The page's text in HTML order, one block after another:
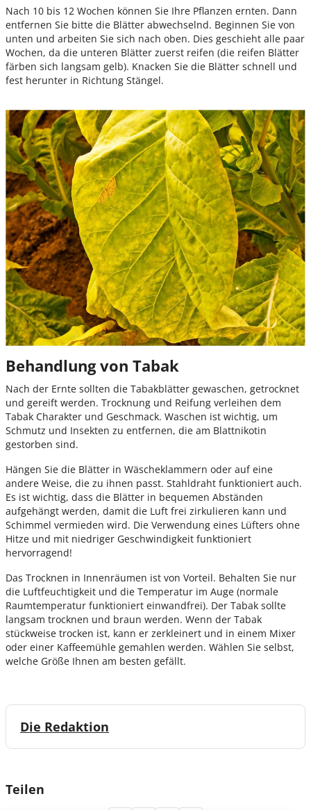
Nach 10 bis 12 Wochen können Sie Ihre Pflanzen ernten. Dann
entfernen Sie bitte die Blätter abwechselnd. Beginnen Sie von
unten und arbeiten Sie sich nach oben. Dies geschieht alle paar
Wochen, da die unteren Blätter zuerst reifen (die reifen Blätter
färben sich langsam gelb). Knacken Sie die Blätter schnell und
fest herunter in Richtung Stängel.
Behandlung von Tabak
Nach der Ernte sollten die Tabakblätter gewaschen, getrocknet
und gereift werden. Trocknung und Reifung verleihen dem
Tabak Charakter und Geschmack. Waschen ist wichtig, um
Schmutz und Insekten zu entfernen, die am Blattnikotin
gestorben sind.
Hängen Sie die Blätter in Wäscheklammern oder auf eine
andere Weise, die zu ihnen passt. Stahldraht funktioniert auch.
Es ist wichtig, dass die Blätter in bequemen Abständen
aufgehängt werden, damit die Luft frei zirkulieren kann und
Schimmel vermieden wird. Die Verwendung eines Lüfters ohne
Hitze und mit niedriger Geschwindigkeit funktioniert
hervorragend!
Das Trocknen in Innenräumen ist von Vorteil. Behalten Sie nur
die Luftfeuchtigkeit und die Temperatur im Auge (normale
Raumtemperatur funktioniert einwandfrei). Der Tabak sollte
langsam trocknen und braun werden. Wenn der Tabak
stückweise trocken ist, kann er zerkleinert und in einem Mixer
oder einer Kaffeemühle gemahlen werden. Wählen Sie selbst,
welche Größe Ihnen am besten gefällt.
Die Redaktion
Teilen